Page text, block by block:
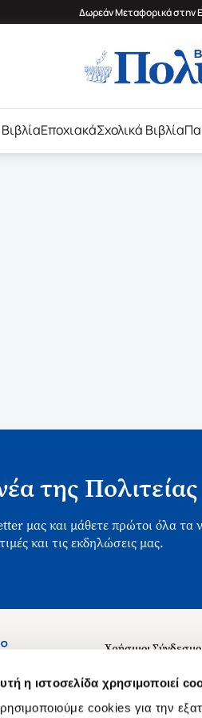
η ιστοσελίδα χρησιμοποιεί
cookies για την
Δωρεάν Μεταφορικά στην
ΒιβλίαΕποχιακάΣχολικά Βιβλία
της Πολιτείας
μας και μάθετε πρώτοι όλα τα
και τις εκδηλώσεις μας.
Χρήσιμοι
Σχετικά με εμάς
Θέσεις Εργασίας